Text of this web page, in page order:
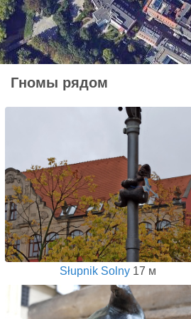
Гномы рядом
Słupnik Solny 17 м